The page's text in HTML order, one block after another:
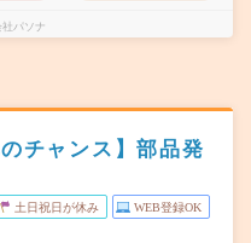
パソナ
チャンス】部品発
土日祝日が休み WEB登録OK